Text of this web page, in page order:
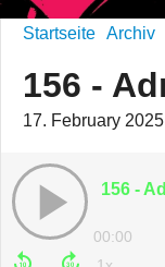
Startseite Archiv
156 -
17. February 2025
156 -
00:00